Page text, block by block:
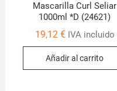
Mascarilla Curl Seliar
1000ml *D (24621)
19,12 € IVA incluido
Añadir al carrito